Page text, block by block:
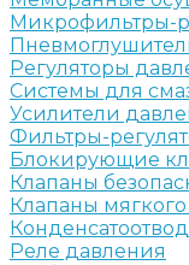
Микрофильтры-
Регуляторы
Системы для
Усилители
Фильтры-
Блокирующие
Клапаны
Клапаны мягкого
Реле давления